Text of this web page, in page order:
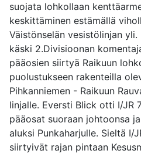
suojata lohkollaan
keskittäminen estämällä
Väistönselän vesistölinjan
käski 2.Divisioonan
pääosien siirtyä Raikuun
puolustukseen rakenteilla
Pihkanniemen - Raikuun
linjalle. Eversti Blick otti I/JR
pääosat suoraan johtoonsa
aluksi Punkaharjulle. Sieltä I/
siirtyivät rajan pintaan